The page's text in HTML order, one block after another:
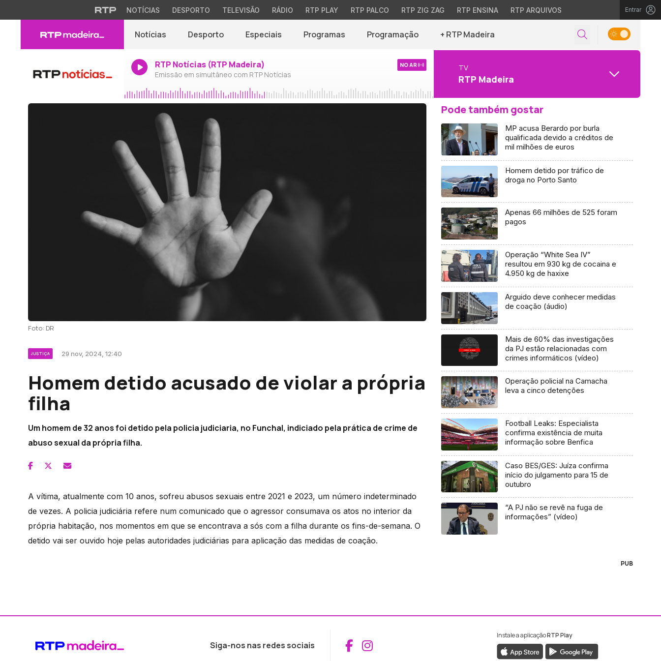
NOTÍCIAS DESPORTO TELEVISÃO RÁDIO RTP PLAY RTP PALCO RTP ZIG ZAG RTP ENSINA RTP ARQUIVOS Entrar
Notícias Desporto Especiais Programas Programação + RTP Madeira
RTP Notícias (RTP Madeira)
Emissão em simultâneo com RTP Notícias
NO AR TV
RTP Madeira
Foto: DR
JUSTIÇA 29 nov, 2024, 12:40
Homem detido acusado de violar a própria
filha
Um homem de 32 anos foi detido pela policia judiciaria, no Funchal, indiciado pela prática de crime de
abuso sexual da própria filha.
A vítima, atualmente com 10 anos, sofreu abusos sexuais entre 2021 e 2023, um número indeterminado
de vezes. A policia judiciária refere num comunicado que o agressor consumava os atos no interior da
própria habitação, nos momentos em que se encontrava a sós com a filha durante os fins-de-semana. O
detido vai ser ouvido hoje pelas autoridades judiciárias para aplicação das medidas de coação.
Pode também gostar
MP acusa Berardo por burla
qualificada devido a créditos de
mil milhões de euros
Homem detido por tráfico de
droga no Porto Santo
Apenas 66 milhões de 525 foram
pagos
Operação “White Sea IV”
resultou em 930 kg de cocaina e
4.950 kg de haxixe
Arguido deve conhecer medidas
de coação (áudio)
Mais de 60% das investigações
da PJ estão relacionadas com
crimes informáticos (vídeo)
Operação policial na Camacha
leva a cinco detenções
Football Leaks: Especialista
confirma existência de muita
informação sobre Benfica
Caso BES/GES: Juíza confirma
início do julgamento para 15 de
outubro
“A PJ não se revê na fuga de
informações” (vídeo)
PUB
Siga-nos nas redes sociais Aceder ao Facebook da RTP Madeira
Aceder ao Instagram da RTP Madeira
Instale a aplicaçãoRTP Play